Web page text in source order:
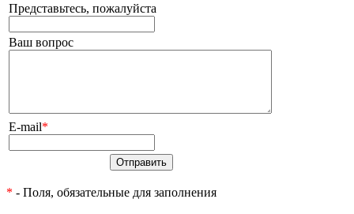
Представьтесь, пожалуйста
Ваш вопрос
E-mail*
Отправить
* - Поля, обязательные для заполнения